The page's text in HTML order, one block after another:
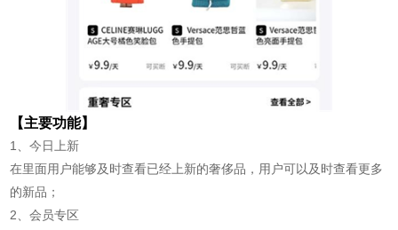
【主要功能】
1、今日上新
在里面用户能够及时查看已经上新的奢侈品，用户可以及时查看更多
的新品；
2、会员专区